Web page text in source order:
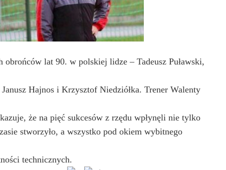
lat 90. w polskiej lidze – Tadeusz Puławski,
Hajnos i Krzysztof Niedziółka. Trener Walenty
że na pięć sukcesów z rzędu wpłynęli nie tylko
stworzyło, a wszystko pod okiem wybitnego
technicznych.